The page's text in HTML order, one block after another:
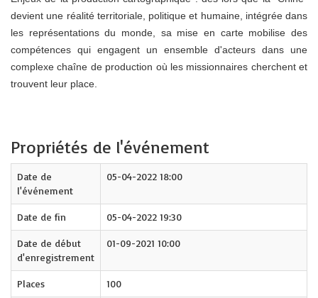
devient une réalité territoriale, politique et humaine, intégrée dans
les représentations du monde, sa mise en carte mobilise des
compétences qui engagent un ensemble d'acteurs dans une
complexe chaîne de production où les missionnaires cherchent et
trouvent leur place.
Propriétés de l'événement
Date de
l'événement
05-04-2022 18:00
Date de fin 05-04-2022 19:30
Date de début
d'enregistrement
01-09-2021 10:00
Places 100